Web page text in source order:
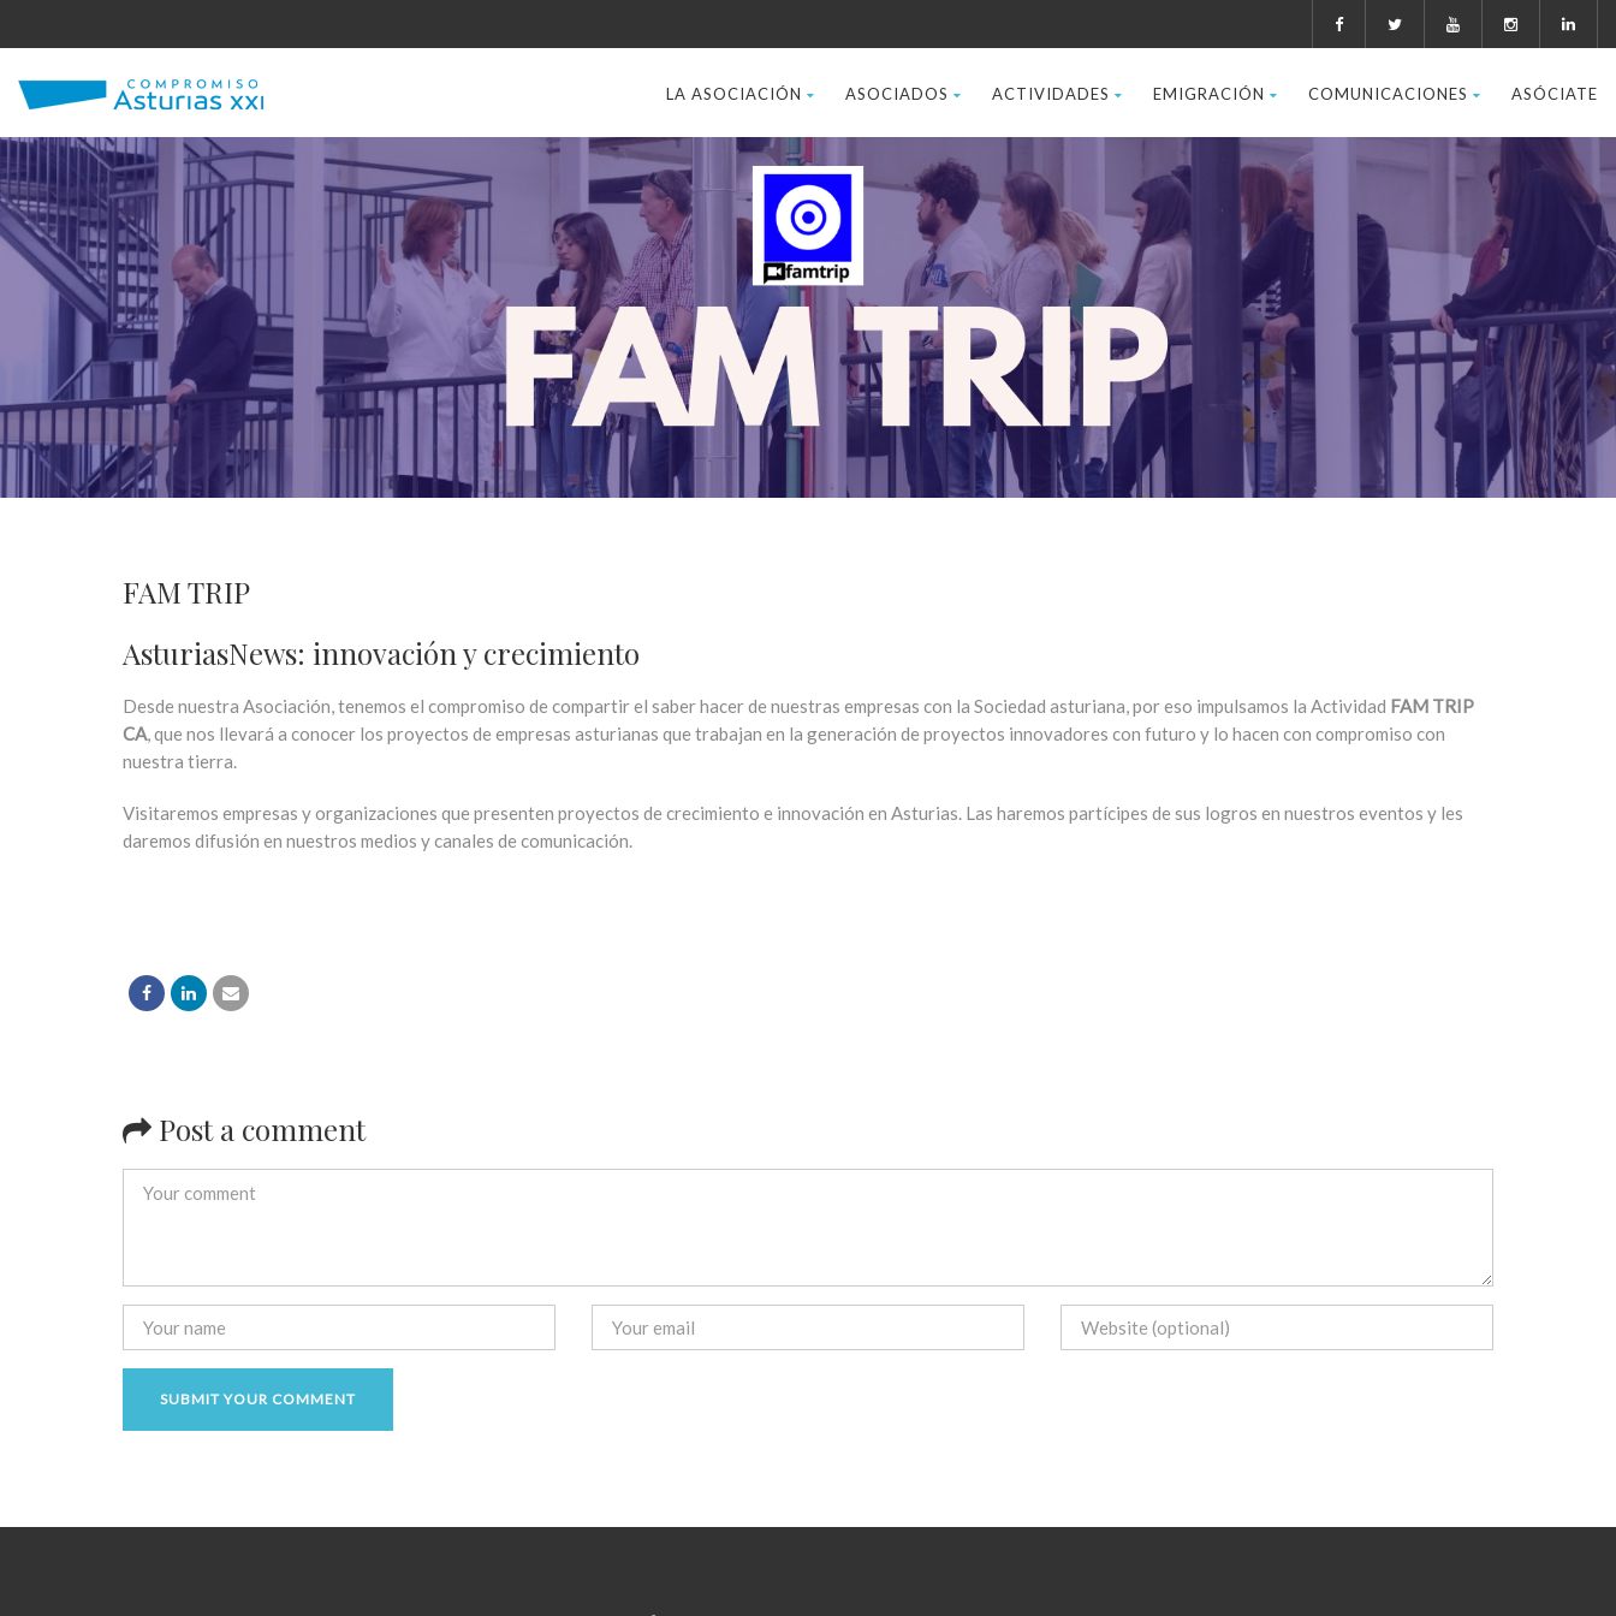
LA ASOCIACIÓN ASOCIADOS ACTIVIDADES EMIGRACIÓN COMUNICACIONES ASÓCIATE
FAM TRIP
AsturiasNews: innovación y crecimiento
Desde nuestra Asociación, tenemos el compromiso de compartir el saber hacer de nuestras empresas con la Sociedad asturiana, por eso impulsamos la Actividad FAM TRIP
CA, que nos llevará a conocer los proyectos de empresas asturianas que trabajan en la generación de proyectos innovadores con futuro y lo hacen con compromiso con
nuestra tierra.
Visitaremos empresas y organizaciones que presenten proyectos de crecimiento e innovación en Asturias. Las haremos partícipes de sus logros en nuestros eventos y les
daremos difusión en nuestros medios y canales de comunicación.
Post a comment